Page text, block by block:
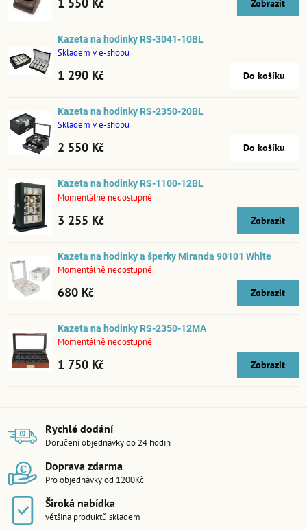
Zobrazit
Kazeta na hodinky RS-3041-10BL
Skladem v e-shopu
1 290 Kč Do košíku
Kazeta na hodinky RS-2350-20BL
Skladem v e-shopu
2 550 Kč Do košíku
Kazeta na hodinky RS-1100-12BL
Momentálně nedostupné
3 255 Kč Zobrazit
Kazeta na hodinky a šperky Miranda 90101 White
Momentálně nedostupné
680 Kč Zobrazit
Kazeta na hodinky RS-2350-12MA
Momentálně nedostupné
1 750 Kč Zobrazit
Rychlé dodání
Doručení objednávky do 24 hodin
Doprava zdarma
Pro objednávky od 1200Kč
Široká nabídka
většina produktů skladem